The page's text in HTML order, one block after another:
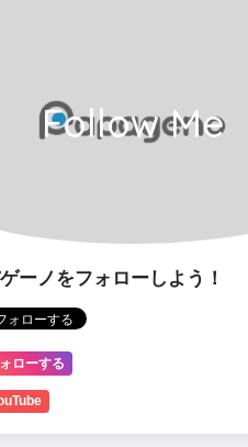
Follow Me
ーノをフォローしよう！
ローする